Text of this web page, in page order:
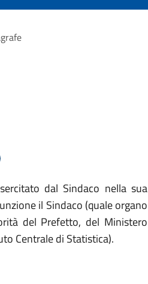
dal Sindaco nella sua
il Sindaco (quale organo
del Prefetto, del Ministero
Centrale di Statistica).